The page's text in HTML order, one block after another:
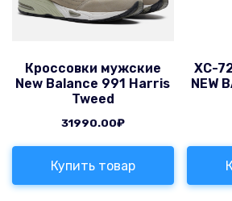
Кроссовки мужские
New Balance 991 Harris
Tweed
31990.00₽
Купить товар
XC-
NEW